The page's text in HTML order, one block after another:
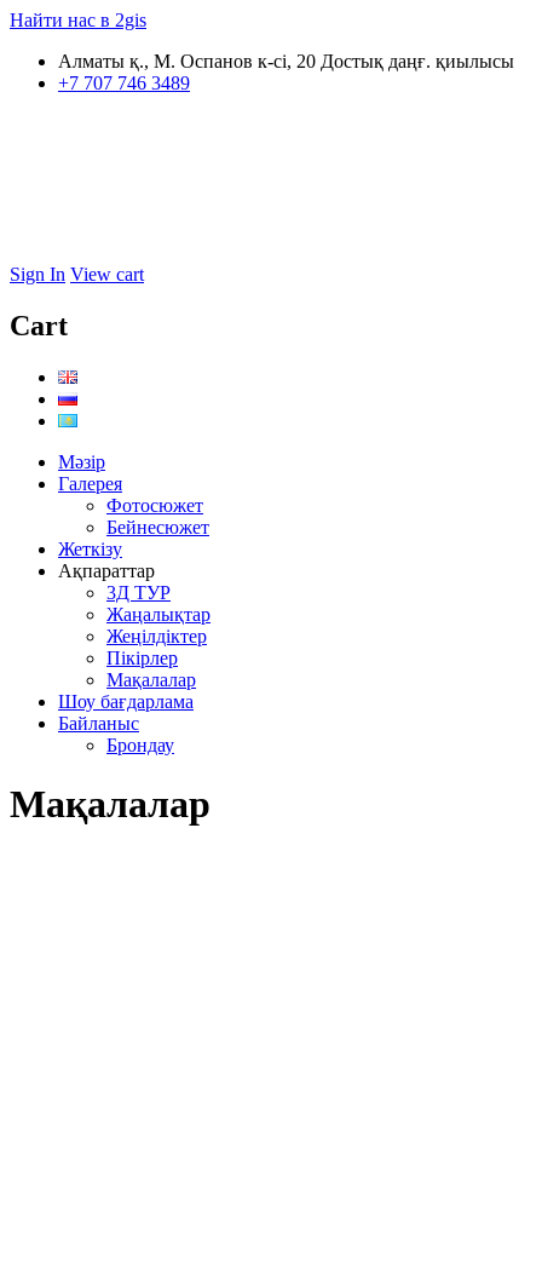
Найти нас в 2gis
Алматы қ., М. Оспанов к-сі, 20 Достық даңғ. қиылысы
+7 707 746 3489
Sign In View cart
Cart
Мәзір
Галерея
Фотосюжет
Бейнесюжет
Жеткізу
Ақпараттар
3Д ТУР
Жаңалықтар
Жеңілдіктер
Пікірлер
Мақалалар
Шоу бағдарлама
Байланыс
Брондау
Мақалалар